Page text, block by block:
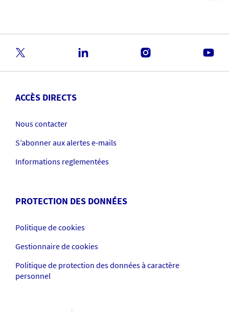
ACCÈS DIRECTS
Nous contacter
S’abonner aux alertes e-mails
Informations reglementées
PROTECTION DES DONNÉES
Politique de cookies
Gestionnaire de cookies
Politique de protection des données à caractère
personnel